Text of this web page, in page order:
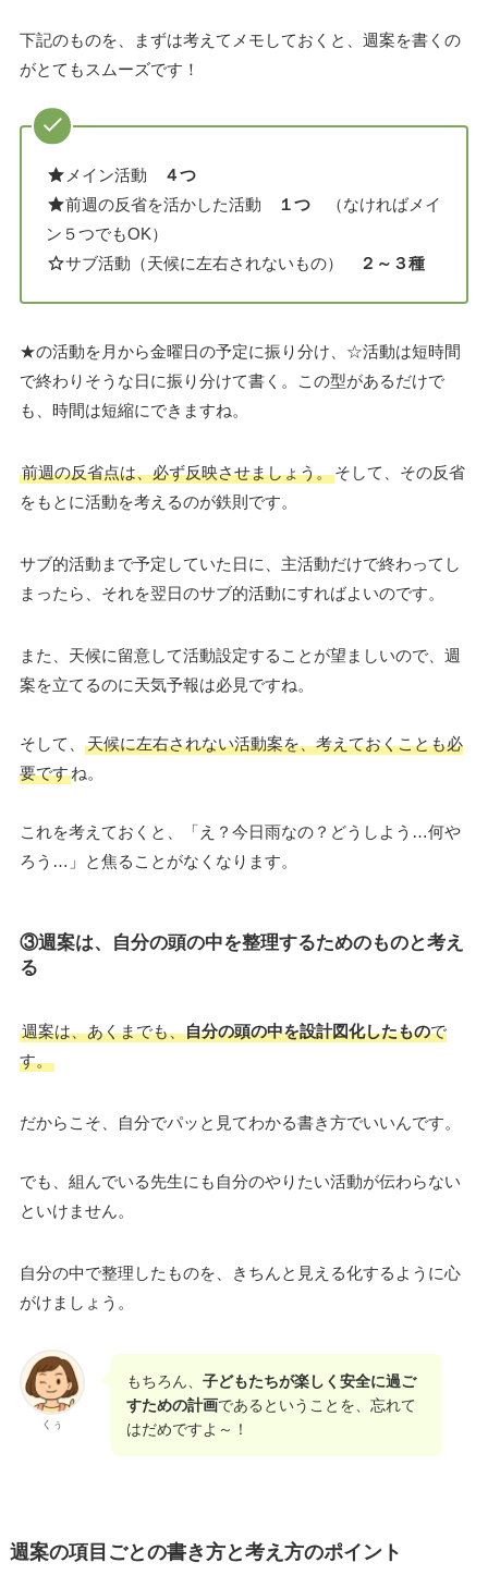
下記のものを、まずは考えてメモしておくと、週案を書くの
がとてもスムーズです！
メイン活動
４つ
前週の反省を活かした活動
１つ （なければメイ
ン５つでもOK）
サブ活動（天候に左右されないもの）
２～３種
★の活動を月から金曜日の予定に振り分け、☆活動は短時間
で終わりそうな日に振り分けて書く。この型があるだけで
も、時間は短縮にできますね。
前週の反省点は、必ず反映させましょう。そして、その反省
をもとに活動を考えるのが鉄則です。
サブ的活動まで予定していた日に、主活動だけで終わってし
まったら、それを翌日のサブ的活動にすればよいのです。
また、天候に留意して活動設定することが望ましいので、週
案を立てるのに天気予報は必見ですね。
そして、
天候に左右されない活動案を、考えておくことも必
要ですね。
これを考えておくと、「え？今日雨なの？どうしよう…何や
ろう…」と焦ることがなくなります。
③週案は、 自分の頭の中を整理するためのものと考え
る
週案は、あくまでも、自分の頭の中を設計図化したもので
す。
だからこそ、自分でパッと見てわかる書き方でいいんです。
でも、組んでいる先生にも自分のやりたい活動が伝わらない
といけません。
自分の中で整理したものを、きちんと見える化するように心
がけましょう。
くぅ
もちろん、子どもたちが楽しく安全に過ご
すための計画であるということを、忘れて
はだめですよ～！
週案の項目ごとの書き方と考え方のポイント